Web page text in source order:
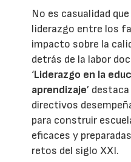
No es casualidad
liderazgo entre los
impacto sobre la
detrás de la labor
‘Liderazgo en la
aprendizaje’
directivos
para construir
eficaces y
retos del siglo XXI.